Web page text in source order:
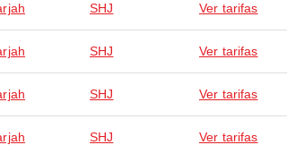
SHJ Ver tarifas
SHJ Ver tarifas
SHJ Ver tarifas
SHJ Ver tarifas